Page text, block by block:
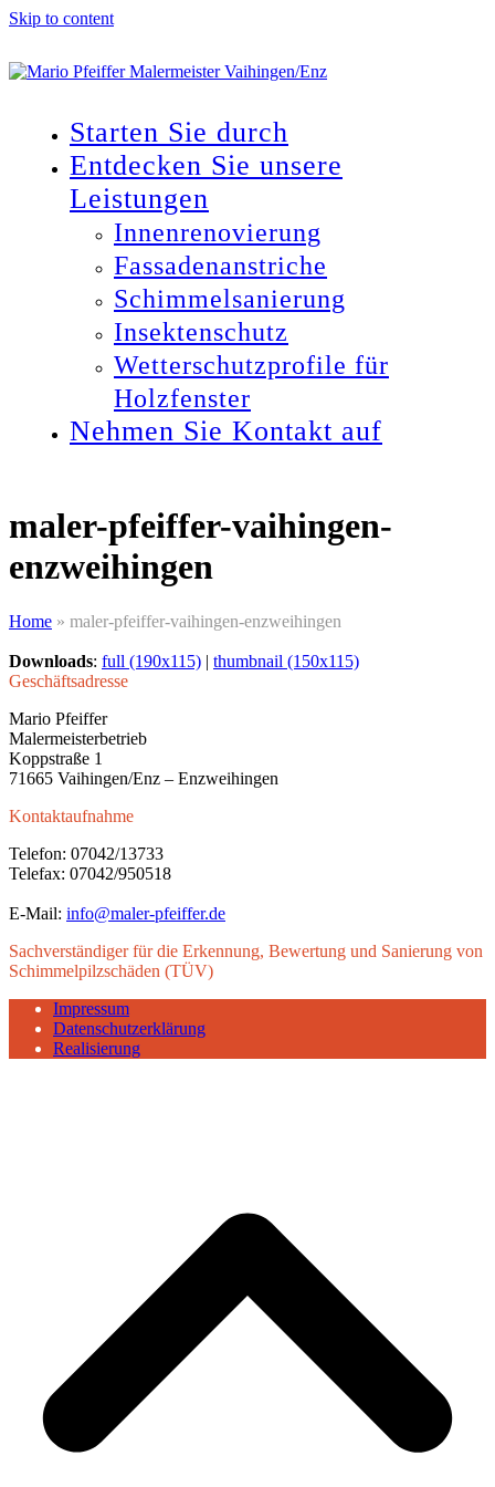
Skip to content
Starten Sie durch
Entdecken Sie unsere
Leistungen
Innenrenovierung
Fassadenanstriche
Schimmelsanierung
Insektenschutz
Wetterschutzprofile für
Holzfenster
Nehmen Sie Kontakt auf
maler-pfeiffer-vaihingen-
enzweihingen
Home » maler-pfeiffer-vaihingen-enzweihingen
Downloads: full (190x115) | thumbnail (150x115)
Geschäftsadresse
Mario Pfeiffer
Malermeisterbetrieb
Koppstraße 1
71665 Vaihingen/Enz – Enzweihingen
Kontaktaufnahme
Telefon: 07042/13733
Telefax: 07042/950518
E-Mail: info@maler-pfeiffer.de
Sachverständiger für die Erkennung, Bewertung und Sanierung von
Schimmelpilzschäden (TÜV)
Impressum
Datenschutzerklärung
Realisierung